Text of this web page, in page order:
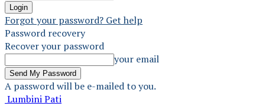
Forgot your password? Get help
Password recovery
Recover your password
your email
A password will be e-mailed to you.
Lumbini Pati